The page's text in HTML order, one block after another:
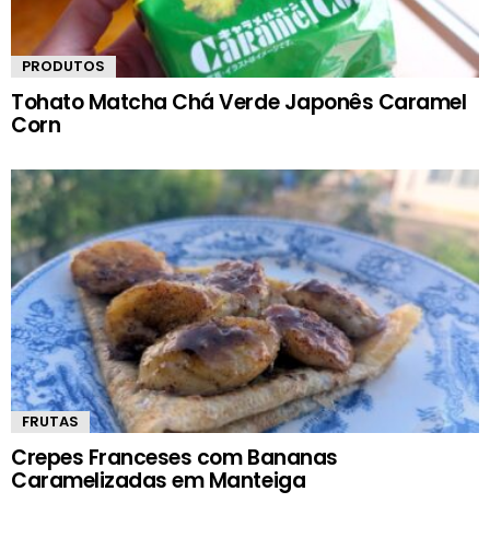
PRODUTOS
Tohato Matcha Chá Verde Japonês Caramel
Corn
FRUTAS
Crepes Franceses com Bananas
Caramelizadas em Manteiga